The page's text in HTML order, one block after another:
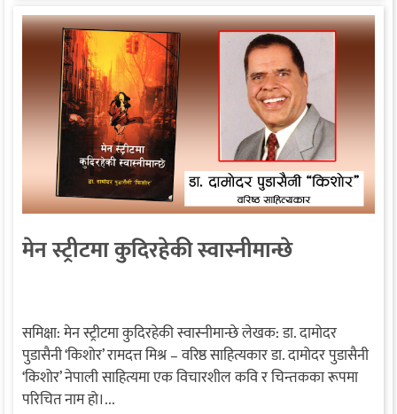
मेन स्ट्रीटमा कुदिरहेकी स्वास्नीमान्छे
समिक्षा: मेन स्ट्रीटमा कुदिरहेकी स्वास्नीमान्छे लेखक: डा. दामोदर
पुडासैनी ‘किशोर’ रामदत्त मिश्र – वरिष्ठ साहित्यकार डा. दामोदर पुडासैनी
‘किशोर’ नेपाली साहित्यमा एक विचारशील कवि र चिन्तकका रूपमा
परिचित नाम हो।...